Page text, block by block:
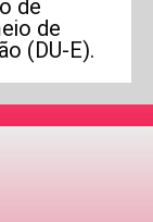
de
de
(DU-E).